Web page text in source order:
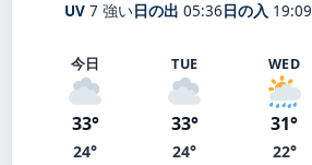
UV 7 強い日の出 05:36日の入 19:09
今日
33°
24°
TUE
33°
24°
WED
31°
22°